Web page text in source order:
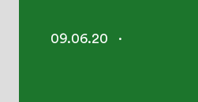
09.06.20 ·